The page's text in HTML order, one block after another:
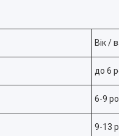
Вік /
до 6
6-9
9-13